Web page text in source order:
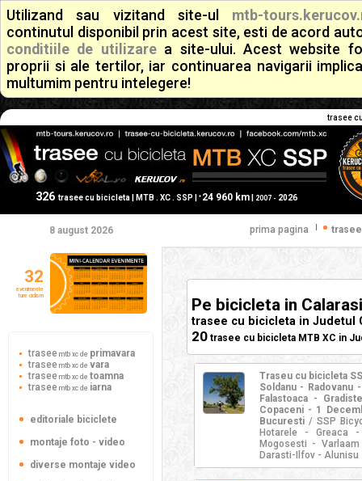
Utilizand sau vizitand site-ul mtb-
continutul disponibil prin acest site, esti de acord
conditiile de utilizarea site-ului. Acest website
proprii si ale tertilor, iar continuarea navigarii
multumim pentru intelegere!
trasee
326 trasee cu bicicleta | MTB . XC . SSP | + 24 960 km| 2007 - 2026
8 august 2026 prima pagina
Pe bicicleta in
trasee cu bicicleta in Judetul
20 trasee cu bicicleta MTB XC in
Traseu cu bicicleta
Soldanu -
Falastoaca -
Copaceni - 1
Bucuresti/ SSP
Hotarele - Greaca
Mogosesti -
Darasti-Ilfov -
32
evenimente
ture ciclism
trasee mtb xc de primavara
trasee mtb xc de vara
trasee mtb xc de toamna
trasee mtb xc de iarna
editoriale biciclete
montaje foto - video
diverse montaje video